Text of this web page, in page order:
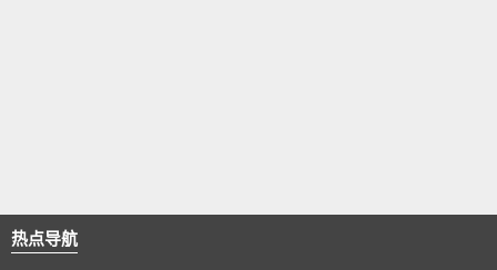
热点导航